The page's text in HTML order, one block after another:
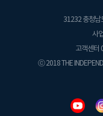
31232 충청남
사
고객센터
ⓒ 2018 THE